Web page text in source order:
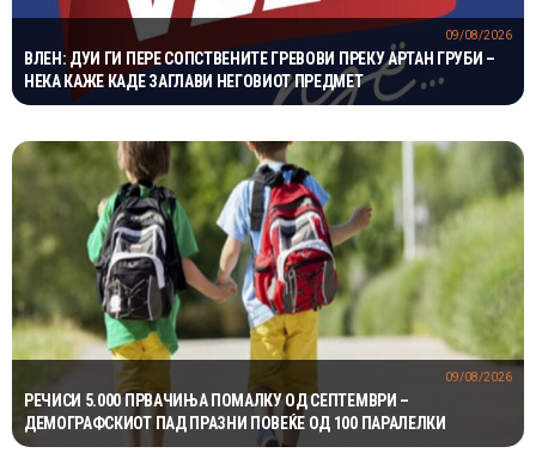
ВЛЕН: ДУИ ГИ ПЕРЕ СОПСТВЕНИТЕ ГРЕВОВИ ПРЕКУ АРТАН ГРУБИ –
НЕКА КАЖЕ КАДЕ ЗАГЛАВИ НЕГОВИОТ ПРЕДМЕТ
09/08/2026
РЕЧИСИ 5.000 ПРВАЧИЊА ПОМАЛКУ ОД СЕПТЕМВРИ –
ДЕМОГРАФСКИОТ ПАД ПРАЗНИ ПОВЕЌЕ ОД 100 ПАРАЛЕЛКИ
09/08/2026